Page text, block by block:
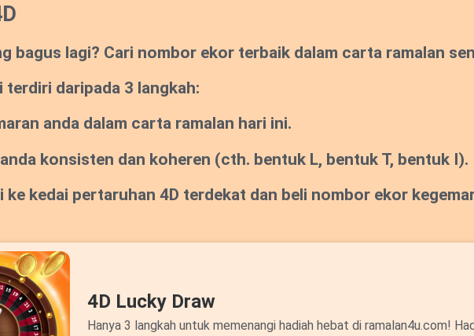
bagus lagi? Cari nombor ekor terbaik dalam carta ramalan
daripada 3 langkah:
anda dalam carta ramalan hari ini.
konsisten dan koheren (cth. bentuk L, bentuk T, bentuk I).
ke kedai pertaruhan 4D terdekat dan beli nombor ekor
4D Lucky Draw
Hanya 3 langkah untuk memenangi hadiah hebat di ramalan4u.com!